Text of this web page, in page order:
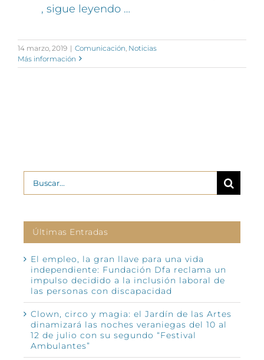
, sigue leyendo …
14 marzo, 2019 | Comunicación Noticias
Más información
Buscar:
Últimas Entradas
El empleo, la gran llave para una vida
independiente: Fundación Dfa reclama un
impulso decidido a la inclusión laboral de
las personas con discapacidad
Clown, circo y magia: el Jardín de las Artes
dinamizará las noches veraniegas del 10 al
12 de julio con su segundo “Festival
Ambulantes”